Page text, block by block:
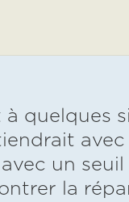
à quelques
un seuil
la